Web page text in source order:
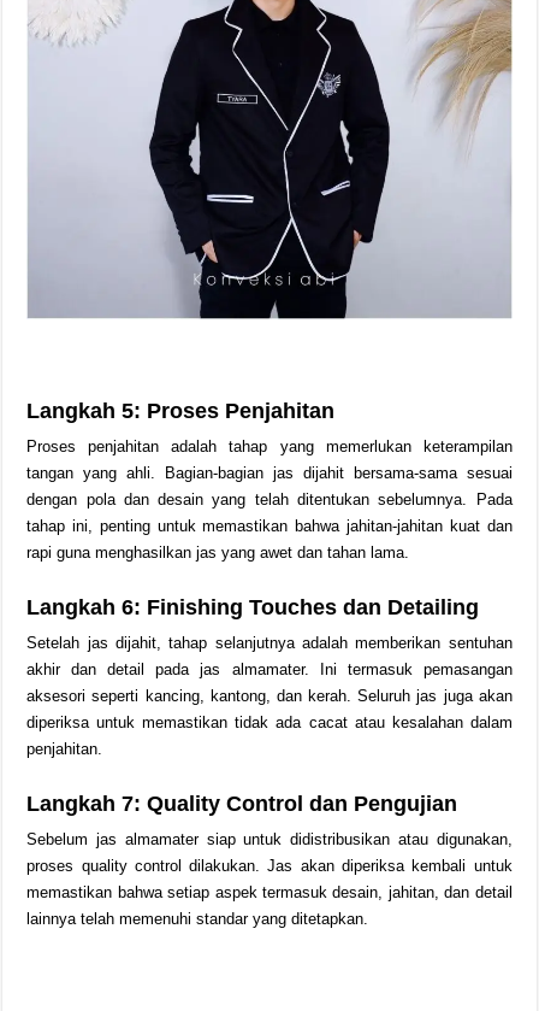
Langkah 5: Proses Penjahitan
Proses penjahitan adalah tahap yang memerlukan keterampilan
tangan yang ahli. Bagian-bagian jas dijahit bersama-sama sesuai
dengan pola dan desain yang telah ditentukan sebelumnya. Pada
tahap ini, penting untuk memastikan bahwa jahitan-jahitan kuat dan
rapi guna menghasilkan jas yang awet dan tahan lama.
Langkah 6: Finishing Touches dan Detailing
Setelah jas dijahit, tahap selanjutnya adalah memberikan sentuhan
akhir dan detail pada jas almamater. Ini termasuk pemasangan
aksesori seperti kancing, kantong, dan kerah. Seluruh jas juga akan
diperiksa untuk memastikan tidak ada cacat atau kesalahan dalam
penjahitan.
Langkah 7: Quality Control dan Pengujian
Sebelum jas almamater siap untuk didistribusikan atau digunakan,
proses quality control dilakukan. Jas akan diperiksa kembali untuk
memastikan bahwa setiap aspek termasuk desain, jahitan, dan detail
lainnya telah memenuhi standar yang ditetapkan.